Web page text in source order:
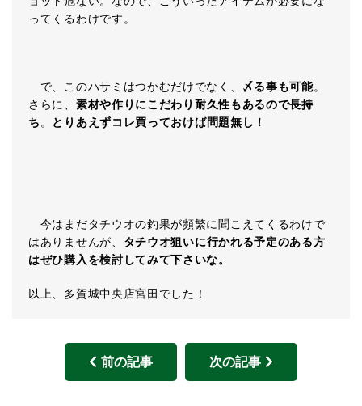
ってくるわけです。
で、このハサミはつかむだけでなく、 〆る事も可能。
さらに、 素材や作りにこだわり耐久性もあるので長持
ち 。 とりあえずコレ買っておけば問題無し！
今はまだタチウオの釣果が頻繁に聞こえてくるわけで
はありませんが、 タチウオ狙いに行かれる予定のある方
はぜひ購入を検討してみて下さいな。
以上、多賀城中央店宮田でした！
前の記事 次の記事